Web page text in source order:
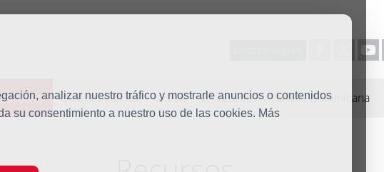
analizar nuestro tráfico y mostrarle anuncios o contenidos
su consentimiento a nuestro uso de las cookies. Más
Estudio Quiénes somos Misión Vocaciones Familia Dominicana